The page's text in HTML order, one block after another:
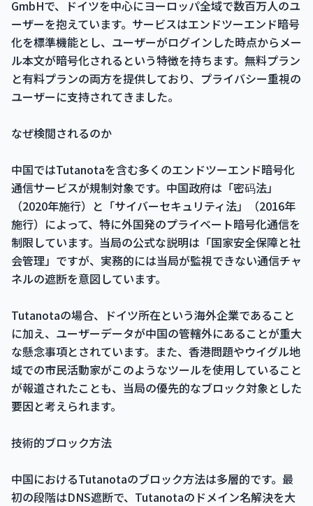
GmbHで、ドイツを中心にヨーロッパ全域で数百万人のユ
ーザーを抱えています。サービスはエンドツーエンド暗号
化を標準機能とし、ユーザーがログインした時点からメー
ル本文が暗号化されるという特徴を持ちます。無料プラン
と有料プランの両方を提供しており、プライバシー重視の
ユーザーに支持されてきました。
なぜ検閲されるのか
中国ではTutanotaを含む多くのエンドツーエンド暗号化
通信サービスが規制対象です。中国政府は「密码法」
（2020年施行）と「サイバーセキュリティ法」（2016年
施行）によって、特に外国発のプライベート暗号化通信を
制限しています。当局の公式な説明は「国家安全保障と社
会管理」ですが、実務的には当局が監視できない通信チャ
ネルの遮断を意図しています。
Tutanotaの場合、ドイツ所在という海外企業であること
に加え、ユーザーデータが中国の管轄外にあることが重大
な懸念事項とされています。また、香港問題やウイグル地
域での市民活動家がこのようなツールを使用していること
が報道されたことも、当局の優先的なブロック対象とした
要因と考えられます。
技術的ブロック方法
中国におけるTutanotaのブロック方法は多層的です。最
初の段階はDNS遮断で、Tutanotaのドメイン名解決を大